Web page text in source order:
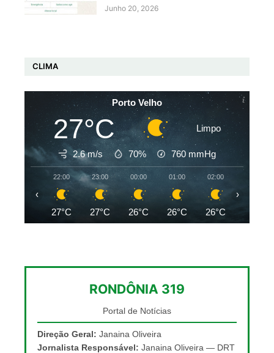
Junho 20, 2026
CLIMA
Porto Velho
27°C Limpo
2.6 m/s 70% 760 mmHg
22:00
27°C
23:00
27°C
00:00
26°C
01:00
26°C
02:00
26°C
‹ ›
RONDÔNIA 319
Portal de Notícias
Direção Geral: Janaina Oliveira
Jornalista Responsável: Janaina Oliveira — DRT